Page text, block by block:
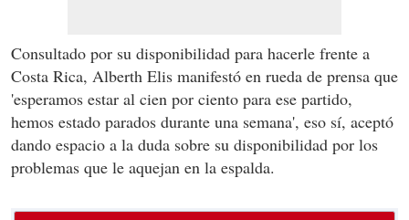
Consultado por su disponibilidad para hacerle frente a
Costa Rica, Alberth Elis manifestó en rueda de prensa que
'esperamos estar al cien por ciento para ese partido,
hemos estado parados durante una semana', eso sí, aceptó
dando espacio a la duda sobre su disponibilidad por los
problemas que le aquejan en la espalda.